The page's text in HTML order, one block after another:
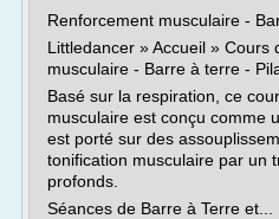
Renforcement musculaire -
Littledancer » Accueil »
musculaire - Barre à terre -
Basé sur la respiration, ce
musculaire est conçu comme
est porté sur des
tonification musculaire par un
profonds.
Séances de Barre à Terre et...